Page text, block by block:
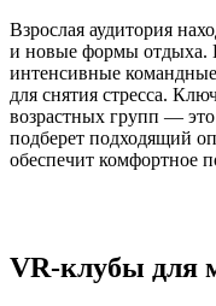
Взрослая аудитория
и новые формы отдыха.
интенсивные
для снятия стресса.
возрастных групп —
подберет подходящий
обеспечит комфортное
VR-клубы для